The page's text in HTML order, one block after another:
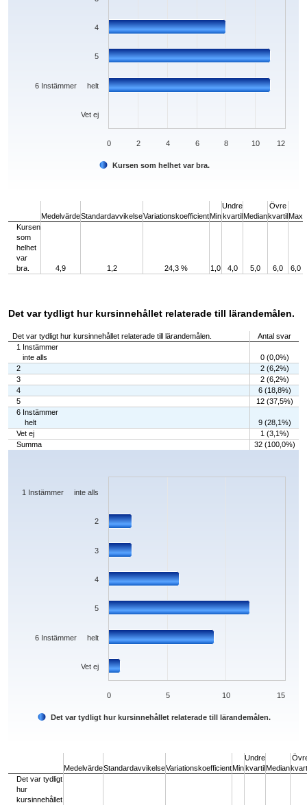
Kursen som helhet var bra.
Vet ej
6 Instämmer helt
5
4
0 2 4 6 8 10 12
MedelvärdeStandardavvikelseVariationskoefficientMin
Undre
kvartil Median
Övre
kvartil Max
Kursen
som
helhet
var
bra.
4,9 1,2 24,3 % 1,0 4,0 5,0 6,0 6,0
Det var tydligt hur kursinnehållet relaterade till lärandemålen.
Det var tydligt hur kursinnehållet relaterade till lärandemålen.
Antal svar
1 Instämmer
inte alls
0 (0,0%)
2
2 (6,2%)
3
2 (6,2%)
4
6 (18,8%)
5
12 (37,5%)
6 Instämmer
helt
9 (28,1%)
Vet ej
1 (3,1%)
Summa
32 (100,0%)
Chart
The chart has 1 X axis displaying categories.
Det var tydligt hur kursinnehållet relaterade till lärandemålen.
Vet ej
6 Instämmer helt
5
4
3
2
1 Instämmer inte alls
0 10
5 15
MedelvärdeStandardavvikelseVariationskoefficientMin
Undre
kvartil Median
Det var tydligt
hur
kursinnehållet